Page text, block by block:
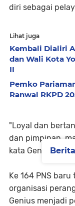
diri sebagai
Lihat juga
Kembali Dialiri
dan Wali Kota
II
Pemko
Ranwal RKPD
"Loyal dan
dan pimpinan,
kata Genius.
Ke 164 PNS
organisasi
Genius menjadi